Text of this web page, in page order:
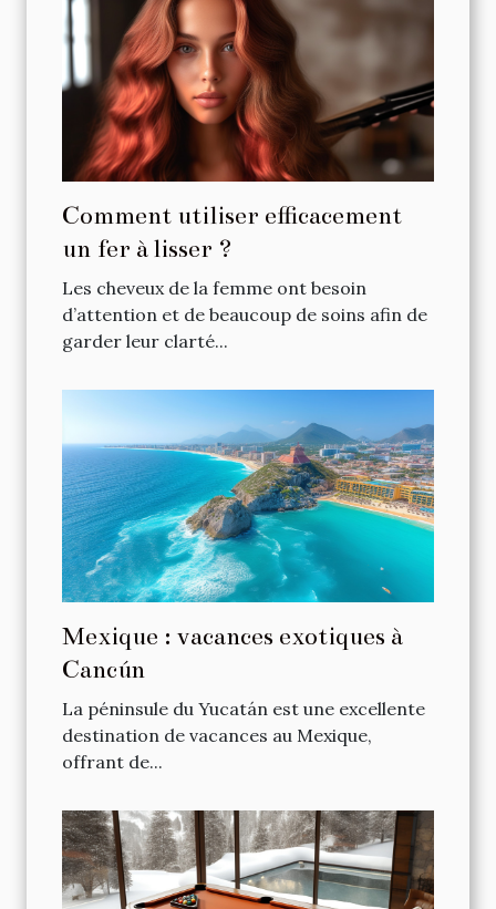
Comment utiliser efficacement
un fer à lisser ?
Les cheveux de la femme ont besoin
d’attention et de beaucoup de soins afin de
garder leur clarté...
Mexique : vacances exotiques à
Cancún
La péninsule du Yucatán est une excellente
destination de vacances au Mexique,
offrant de...